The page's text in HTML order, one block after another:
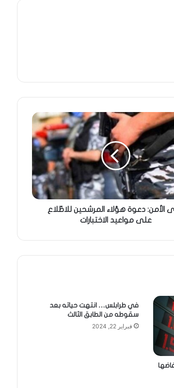
الأمن: دعوة هؤلاء المرشحين للاطّلاع
على مواعيد الاختبارات
في طرابلس… انتهت حياته بعد
سقوطه من الطابق الثالث
فبراير 22, 2024